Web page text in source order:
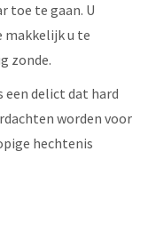
toe te gaan. U
makkelijk u te
zonde.
delict dat hard
worden voor
hechtenis